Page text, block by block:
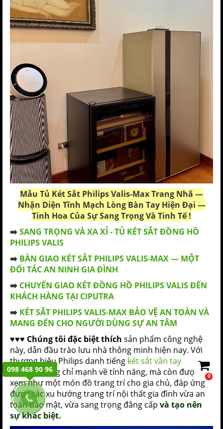
Mẫu Tủ Két Sắt Philips Valis-MaxTrang Nhã —
Nhận Diện Tĩnh Mạch Lòng Bàn Tay Hiện Đại —
Tinh Hoa Của Sự Sang Trọng Và Tinh Tế !
➡️SANG TRỌNG VÀ XA XỈ - TỦ KÉT SẮT ĐỒNG HỒ
PHILIPS VALIS
➡️ BÀN GIAO KÉT SẮT PHILIPS VALIS-MAX — MỘT
ĐỐI TÁC AN NINH GIA ĐÌNH
➡️ CHUYỂN GIAO KÉT ĐỒNG HỒ PHILIPS VALIS ĐẾN
KHÁCH HÀNG TẠI CIPUTRA
➡️ KÉT SẮT PHILIPS VALIS-MAX BẢO VỆ AN TOÀN VÀ
MANG ĐẾN CHO NGƯỜI DÙNG SỰ AN TÂM
♥️♥️♥️ Chúng tôi đặc biệt thích sản phẩm công nghệ
này, dẫn đầu trào lưu nhà thông minh hiện nay. Với
thương hiệu Philips danh tiếng két sắt vân tay
Philipskhông chỉ mạnh về tính năng, mà còn được
xem như một món đồ trang trí cho gia chủ, đáp ứng
được các xu hướng trang trí nội thất gia đình vừa an
toàn bảo mật, vừa sang trọng đẳng cấp và tạo nên
sự khác biệt.
0
098 468 90 96